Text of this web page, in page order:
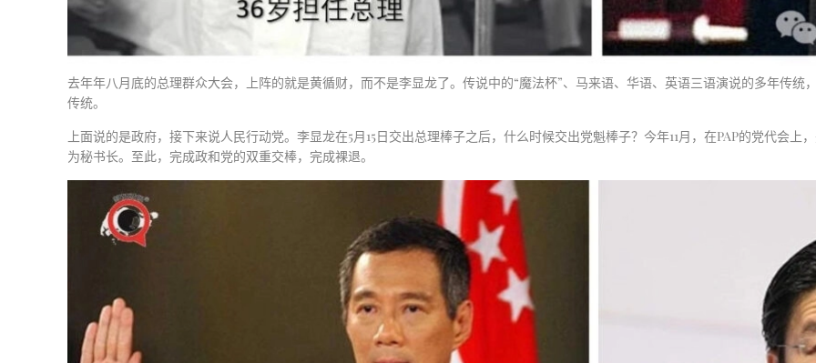
去年年八月底的总理群众大会，上阵的就是黄循财，而不是李显龙了。传说中的“魔法杯”、马来语、华语、英语三语演说的多年传
传统。
上面说的是政府，接下来说人民行动党。李显龙在5月15日交出总理棒子之后，什么时候交出党魁棒子？今年11月，在PAP的党代会
为秘书长。至此，完成政和党的双重交棒，完成裸退。